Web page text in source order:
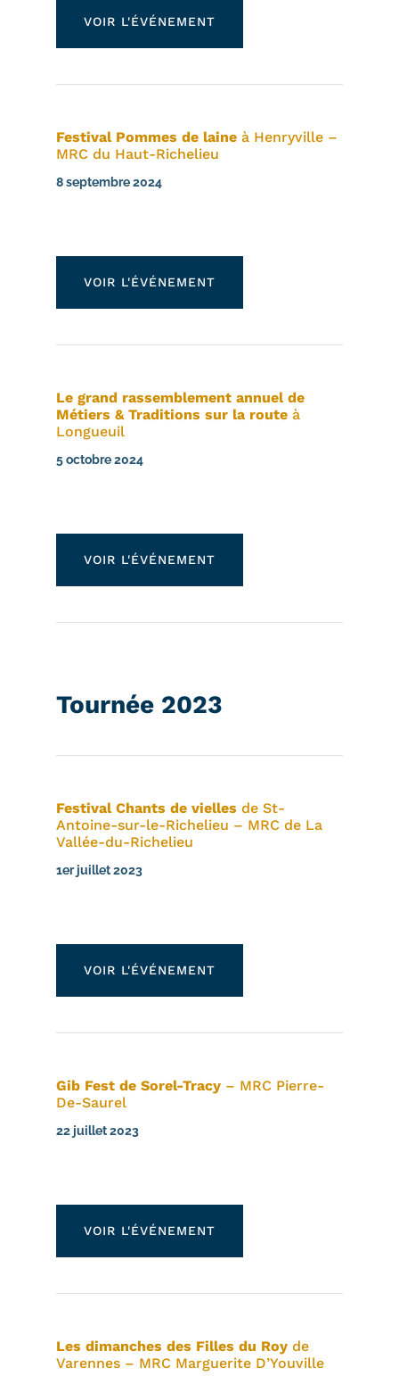
VOIR L'ÉVÉNEMENT
Festival Pommes de laineà Henryville –
MRC du Haut-Richelieu
8 septembre 2024
VOIR L'ÉVÉNEMENT
Le grand rassemblement annuel de
Métiers & Traditions sur la routeà
Longueuil
5 octobre 2024
VOIR L'ÉVÉNEMENT
Tournée 2023
Festival Chants de vielles de St-
Antoine-sur-le-Richelieu – MRC de La
Vallée-du-Richelieu
1er juillet 2023
VOIR L'ÉVÉNEMENT
Gib Fest de Sorel-Tracy– MRC Pierre-
De-Saurel
22 juillet 2023
VOIR L'ÉVÉNEMENT
Les dimanches des Filles du Royde
Varennes – MRC Marguerite D’Youville